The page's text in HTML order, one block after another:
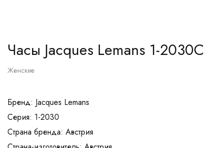
Часы Jacques Lemans 1-2030C
Женские
Бренд: Jacques Lemans
Серия: 1-2030
Страна бренда: Австрия